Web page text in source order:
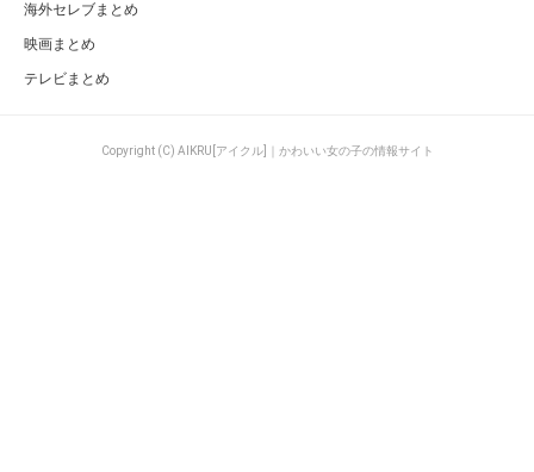
海外セレブまとめ
映画まとめ
テレビまとめ
Copyright (C) AIKRU[アイクル]｜かわいい女の子の情報サイト